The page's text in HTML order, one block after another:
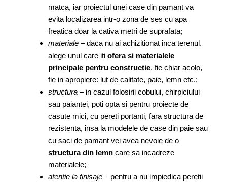
matca, iar proiectul unei case din pamant va
evita localizarea intr-o zona de ses cu apa
freatica doar la cativa metri de suprafata;
materiale – daca nu ai achizitionat inca terenul,
alege unul care iti ofera si materialele
principale pentru constructie, fie chiar acolo,
fie in apropiere: lut de calitate, paie, lemn etc.;
structura– in cazul folosirii cobului, chirpiciului
sau paiantei, poti opta si pentru proiecte de
casute mici, cu pereti portanti, fara structura de
rezistenta, insa la modelele de case din paie sau
cu saci de pamant vei avea nevoie de o
structura din lemncare sa incadreze
materialele;
atentie la finisaje– pentru a nu impiedica peretii